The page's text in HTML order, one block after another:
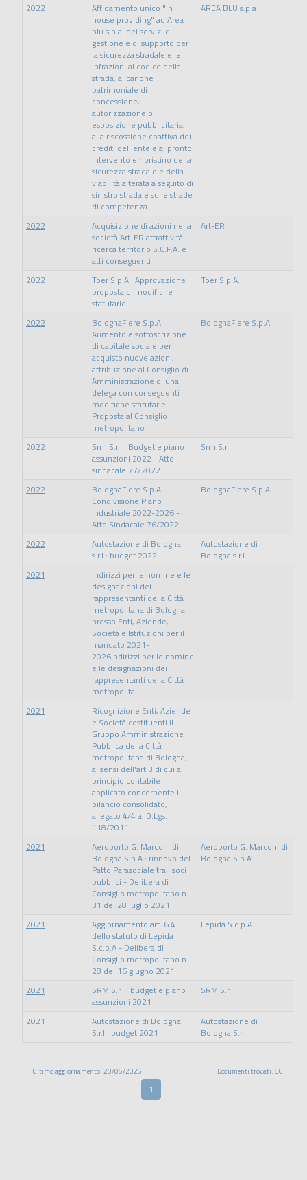
2022
Affidamento unico "in
house providing" ad Area
blu s.p.a. dei servizi di
gestione e di supporto per
la sicurezza stradale e le
infrazioni al codice della
strada, al canone
patrimoniale di
concessione,
autorizzazione o
esposizione pubblicitaria,
alla riscossione coattiva dei
crediti dell'ente e al pronto
intervento e ripristino della
sicurezza stradale e della
viabilità alterata a seguito di
sinistro stradale sulle strade
di competenza
AREA BLU s.p.a
2022
Acquisizione di azioni nella
società Art-ER attrattività
ricerca territorio S.C.P.A. e
atti conseguenti
Art-ER
2022
Tper S.p.A.: Approvazione
proposta di modifiche
statutarie
Tper S.p.A.
2022
BolognaFiere S.p.A.:
Aumento e sottoscrizione
di capitale sociale per
acquisto nuove azioni,
attribuzione al Consiglio di
Amministrazione di una
delega con conseguenti
modifiche statutarie.
Proposta al Consiglio
metropolitano
BolognaFiere S.p.A.
2022
Srm S.r.l.: Budget e piano
assunzioni 2022 - Atto
sindacale 77/2022
Srm S.r.l.
2022
BolognaFiere S.p.A.:
Condivisione Piano
Industriale 2022-2026 -
Atto Sindacale 76/2022
BolognaFiere S.p.A
2022
Autostazione di Bologna
s.r.l.: budget 2022
Autostazione di
Bologna s.r.l.
2021
Indirizzi per le nomine e le
designazioni dei
rappresentanti della Città
metropolitana di Bologna
presso Enti, Aziende,
Società e Istituzioni per il
mandato 2021-
2026Indirizzi per le nomine
e le designazioni dei
rappresentanti della Città
metropolita
2021
Ricognizione Enti, Aziende
e Società costituenti il
Gruppo Amministrazione
Pubblica della Città
metropolitana di Bologna,
ai sensi dell'art.3 di cui al
principio contabile
applicato concernente il
bilancio consolidato,
allegato 4/4 al D.Lgs.
118/2011
2021
Aeroporto G. Marconi di
Bologna S.p.A.: rinnovo del
Patto Parasociale tra i soci
pubblici - Delibera di
Consiglio metropolitano n.
31 del 28 luglio 2021
Aeroporto G. Marconi di
Bologna S.p.A
2021
Aggiornamento art. 6.4
dello statuto di Lepida
S.c.p.A - Delibera di
Consiglio metropolitano n.
28 del 16 giugno 2021
Lepida S.c.p.A
2021
SRM S.r.l.: budget e piano
assunzioni 2021
SRM S.r.l.
2021
Autostazione di Bologna
S.r.l.: budget 2021
Autostazione di
Bologna S.r.l.
Ultimo aggiornamento: 28/05/2026 Documenti trovati: 50
1